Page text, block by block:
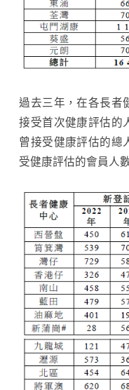
過去三年，在各長者
接受首次健康評估的
曾接受健康評估的總
受健康評估的會員人